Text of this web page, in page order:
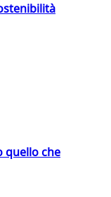
quello che